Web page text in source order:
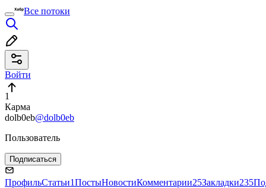
Все потоки
Войти
1
Карма
dolb0eb@dolb0eb
Пользователь
Подписаться
ПрофильСтатьи1ПостыНовостиКомментарии25Закладки235